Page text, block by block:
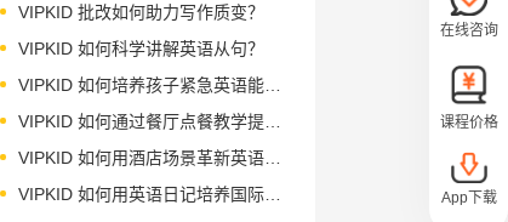
VIPKID 批改如何助力写作质变？
VIPKID 如何科学讲解英语从句？
VIPKID 如何培养孩子紧急英语能力？
VIPKID 如何通过餐厅点餐教学提升少儿英语应用能力？
VIPKID 如何用酒店场景革新英语教学？
VIPKID 如何用英语日记培养国际化人才？
在线咨询
课程价格
App下载